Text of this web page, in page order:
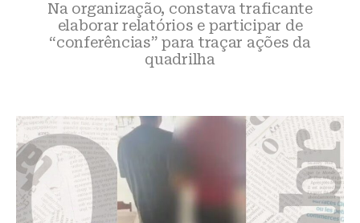
Na organização, constava traficante
elaborar relatórios e participar de
“conferências” para traçar ações da
quadrilha